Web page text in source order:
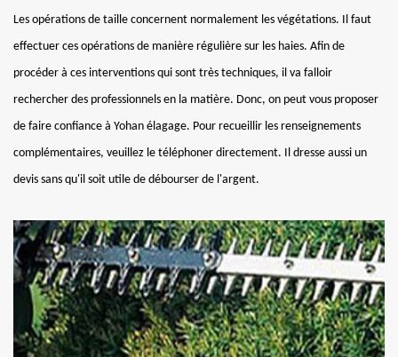
Les opérations de taille concernent normalement les végétations. Il faut
effectuer ces opérations de manière régulière sur les haies. Afin de
procéder à ces interventions qui sont très techniques, il va falloir
rechercher des professionnels en la matière. Donc, on peut vous proposer
de faire confiance à Yohan élagage. Pour recueillir les renseignements
complémentaires, veuillez le téléphoner directement. Il dresse aussi un
devis sans qu'il soit utile de débourser de l'argent.